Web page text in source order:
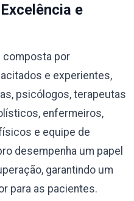
e
composta por
e experientes,
psicólogos, terapeutas
enfermeiros,
e equipe de
desempenha um papel
garantindo um
para as pacientes.